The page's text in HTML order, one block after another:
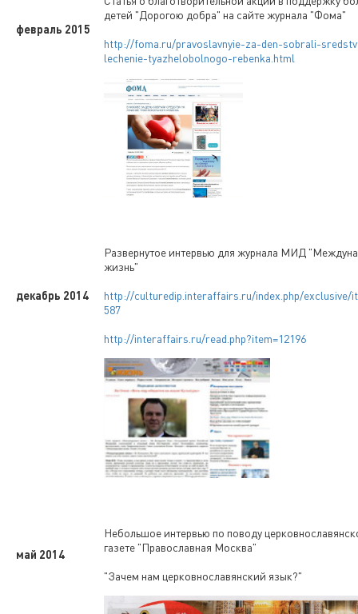
февраль 2015
детей "Дорогою добра" на сайте журнала "Фома"
http://foma.ru/pravoslavnyie-za-den-sobrali-
lechenie-tyazhelobolnogo-rebenka.html
декабрь 2014
Развернутое интервью для журнала МИД
жизнь"
http://culturedip.interaffairs.ru/index.php/exclusive/
587
http://interaffairs.ru/read.php?item=12196
май 2014
Небольшое интервью по поводу
газете "Православная Москва"
"Зачем нам церковнославянский язык?"